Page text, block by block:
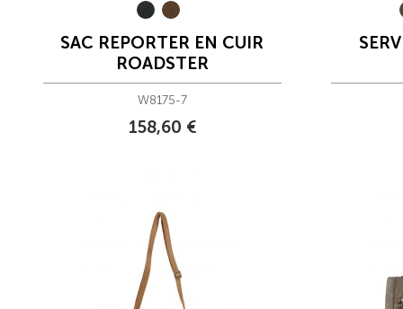
SAC REPORTER EN CUIR
ROADSTER
W8175-7
158,60 €